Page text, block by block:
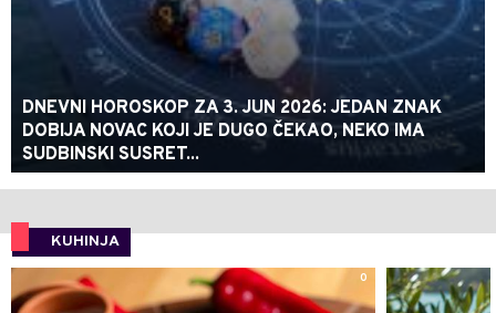
DNEVNI HOROSKOP ZA 3. JUN 2026: JEDAN ZNAK
DOBIJA NOVAC KOJI JE DUGO ČEKAO, NEKO IMA
SUDBINSKI SUSRET...
KUHINJA
0